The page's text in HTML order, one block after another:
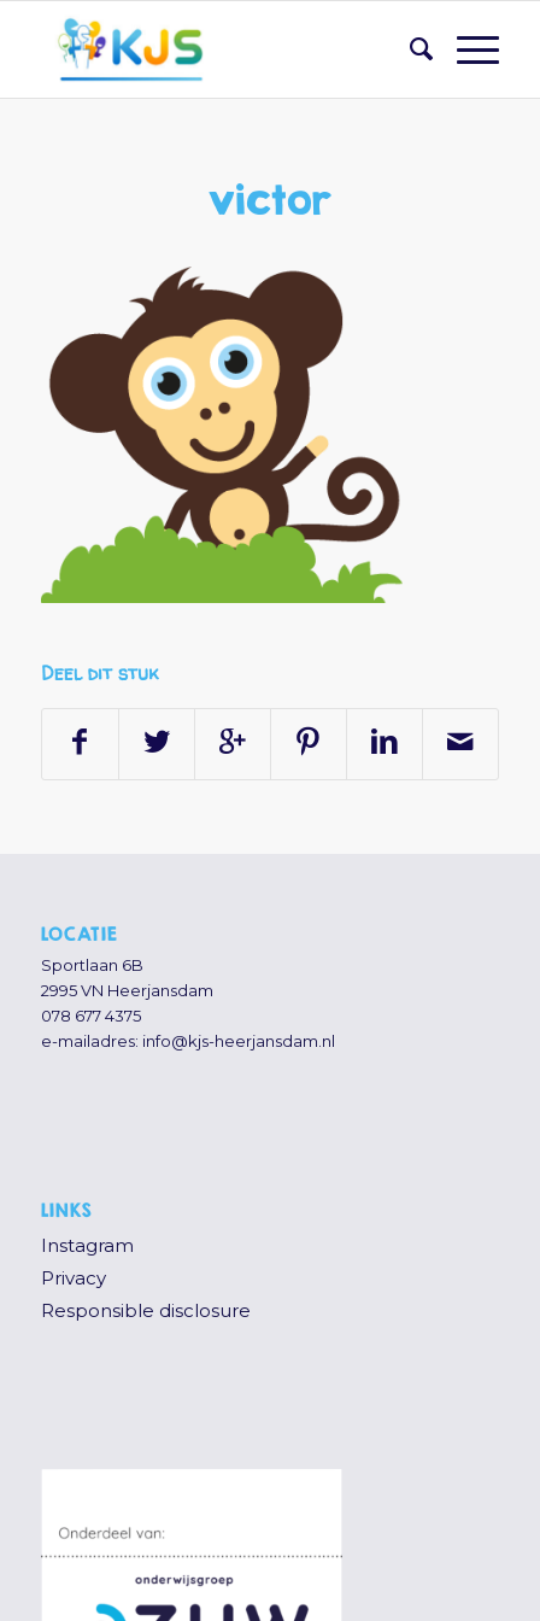
victor
Deel dit stuk
LOCATIE
Sportlaan 6B
2995 VN Heerjansdam
078 677 4375
e-mailadres: info@kjs-heerjansdam.nl
LINKS
Instagram
Privacy
Responsible disclosure